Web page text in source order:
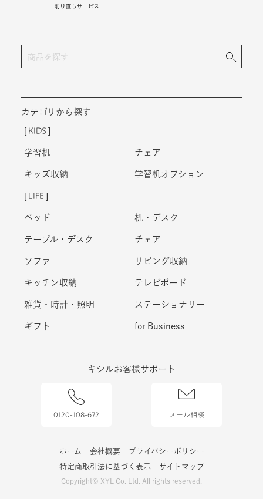
カテゴリから探す
KIDS
学習机 チェア
キッズ収納 学習机オプション
LIFE
ベッド 机・デスク
テーブル・デスク チェア
ソファ リビング収納
キッチン収納 テレビボード
雑貨・時計・照明 ステーショナリー
ギフト for Business
キシルお客様サポート
0120-108-672 メール相談
ホーム 会社概要
プライバシーポリシー
特定商取引法に基づく表示
サイトマップ
Copyright© XYL Co. Ltd. All rights reserved.